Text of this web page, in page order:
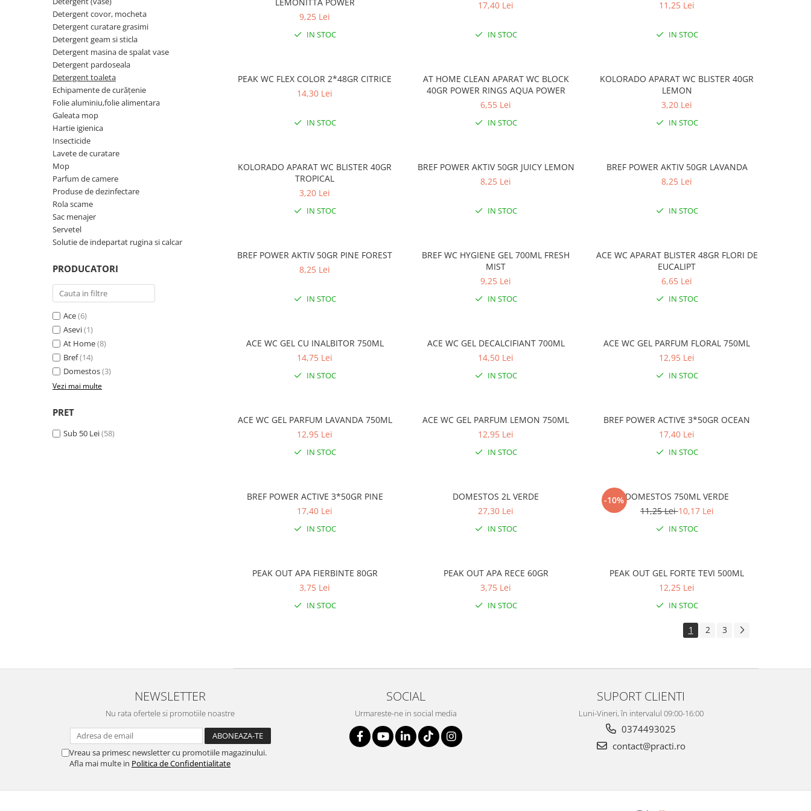
Detergent pardoseala
Detergent toaleta
Echipamente de curăţenie
Folie aluminiu,folie alimentara
Galeata mop
Hartie igienica
Lavete de curatare
Parfum de camere
Produse de dezinfectare
Rola scame
Sac menajer
Solutie de indepartat rugina si
Indepartarea parului
Ingrijirea buzei
Lotiune de corp
Pachete de cadouri
Pasta de dinti
Pensula machiaj
Periuta de dinti
Produse pentru coafat
Produse pentru curatarea tenului
Sapun lichid, sapun
Sare de baie
pentru par, masca de par
Vata demachianta
Detergent covor, mocheta
Detergent curatare grasimi
Detergent geam si sticla
Detergent masina de spalat vase
Detergent pardoseala
Detergent toaleta
Echipamente de curăţenie
Folie aluminiu,folie alimentara
Galeata mop
Hartie igienica
Insecticide
Lavete de curatare
Mop
Parfum de camere
Produse de dezinfectare
Rola scame
Sac menajer
Servetel
Solutie de indepartat rugina si calcar
PRODUCATORI
Ace(6)
Asevi(1)
At Home(8)
Bref(14)
Domestos(3)
Vezi mai multe
PRET
Sub 50 Lei(58)
9,25 Lei
IN STOC
17,40 Lei
IN STOC
11,25 Lei
IN STOC
PEAK WC FLEX COLOR 2*48GR CITRICE
14,30 Lei
IN STOC
AT HOME CLEAN APARAT WC BLOCK
40GR POWER RINGS AQUA POWER
6,55 Lei
IN STOC
KOLORADO APARAT WC BLISTER 40GR
LEMON
3,20 Lei
IN STOC
KOLORADO APARAT WC BLISTER 40GR
TROPICAL
3,20 Lei
IN STOC
BREF POWER AKTIV 50GR JUICY LEMON
8,25 Lei
IN STOC
BREF POWER AKTIV 50GR LAVANDA
8,25 Lei
IN STOC
BREF POWER AKTIV 50GR PINE FOREST
8,25 Lei
IN STOC
BREF WC HYGIENE GEL 700ML FRESH
MIST
9,25 Lei
IN STOC
ACE WC APARAT BLISTER 48GR FLORI DE
EUCALIPT
6,65 Lei
IN STOC
ACE WC GEL CU INALBITOR 750ML
14,75 Lei
IN STOC
ACE WC GEL DECALCIFIANT 700ML
14,50 Lei
IN STOC
ACE WC GEL PARFUM FLORAL 750ML
12,95 Lei
IN STOC
ACE WC GEL PARFUM LAVANDA 750ML
12,95 Lei
IN STOC
ACE WC GEL PARFUM LEMON 750ML
12,95 Lei
IN STOC
BREF POWER ACTIVE 3*50GR OCEAN
17,40 Lei
IN STOC
BREF POWER ACTIVE 3*50GR PINE
17,40 Lei
IN STOC
DOMESTOS 2L VERDE
27,30 Lei
IN STOC
-10%DOMESTOS 750ML VERDE
11,25 Lei10,17 Lei
IN STOC
PEAK OUT APA FIERBINTE 80GR
3,75 Lei
IN STOC
PEAK OUT APA RECE 60GR
3,75 Lei
IN STOC
PEAK OUT GEL FORTE TEVI 500ML
12,25 Lei
IN STOC
1 2 3
NEWSLETTER
Nu rata ofertele si promotiile noastre
Vreau sa primesc newsletter cu promotiile magazinului.
Afla mai multe in Politica de Confidentialitate
SOCIAL
Urmareste-ne in social media
SUPORT CLIENTI
Luni-Vineri, în intervalul 09:00-16:00
0374493025
contact@practi.ro